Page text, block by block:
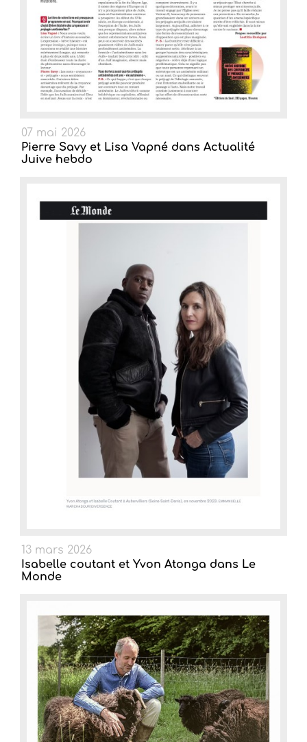
07 mai 2026
Pierre Savy et Lisa Vapné dans Actualité
Juive hebdo
13 mars 2026
Isabelle coutant et Yvon Atonga dans Le
Monde